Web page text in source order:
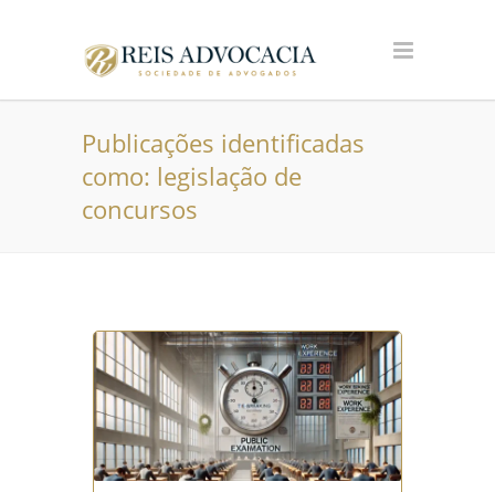
Publicações identificadas
como: legislação de
concursos